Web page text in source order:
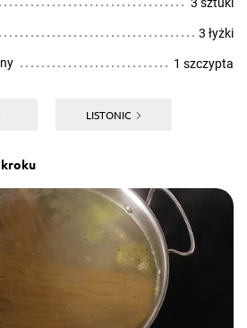
3 łyżki
1 szczypta
LISTONIC